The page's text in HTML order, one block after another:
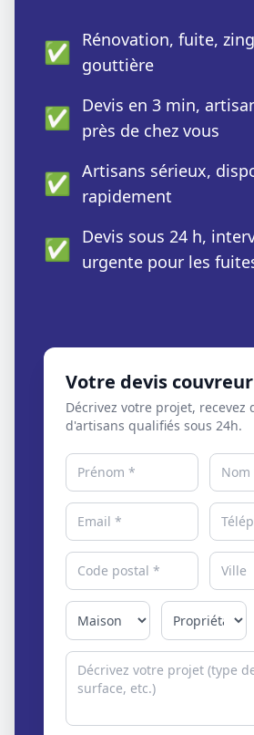
✅ Rénovation, fuite,
gouttière
✅ Devis en 3 min,
près de chez vous
✅ Artisans sérieux,
rapidement
✅ Devis sous 24 h,
urgente pour les
Votre devis
Décrivez votre projet, recevez
d'artisans qualifiés sous 24h.